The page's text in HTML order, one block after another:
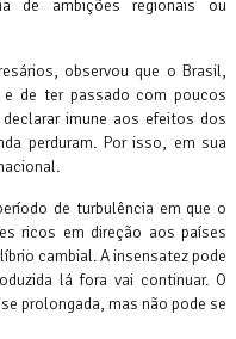
de ambições regionais ou
observou que o Brasil,
e de ter passado com poucos
imune aos efeitos dos
perduram. Por isso, em sua
de turbulência em que o
ricos em direção aos países
cambial. A insensatez pode
lá fora vai continuar. O
prolongada, mas não pode se